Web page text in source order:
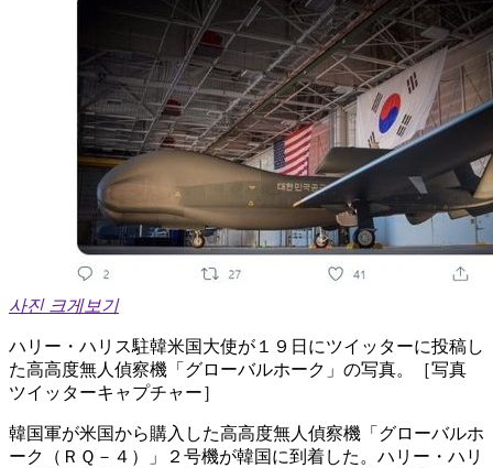
사진 크게보기
ハリー・ハリス駐韓米国大使が１９日にツイッターに投稿し
た高高度無人偵察機「グローバルホーク」の写真。［写真
ツイッターキャプチャー］
韓国軍が米国から購入した高高度無人偵察機「グローバルホ
ーク（ＲＱ－４）」２号機が韓国に到着した。ハリー・ハリ